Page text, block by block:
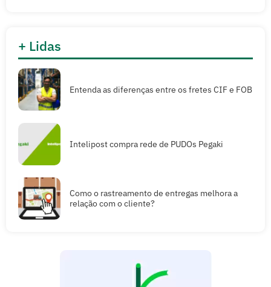
+ Lidas
Entenda as diferenças entre os fretes CIF e FOB
Intelipost compra rede de PUDOs Pegaki
Como o rastreamento de entregas melhora a
relação com o cliente?